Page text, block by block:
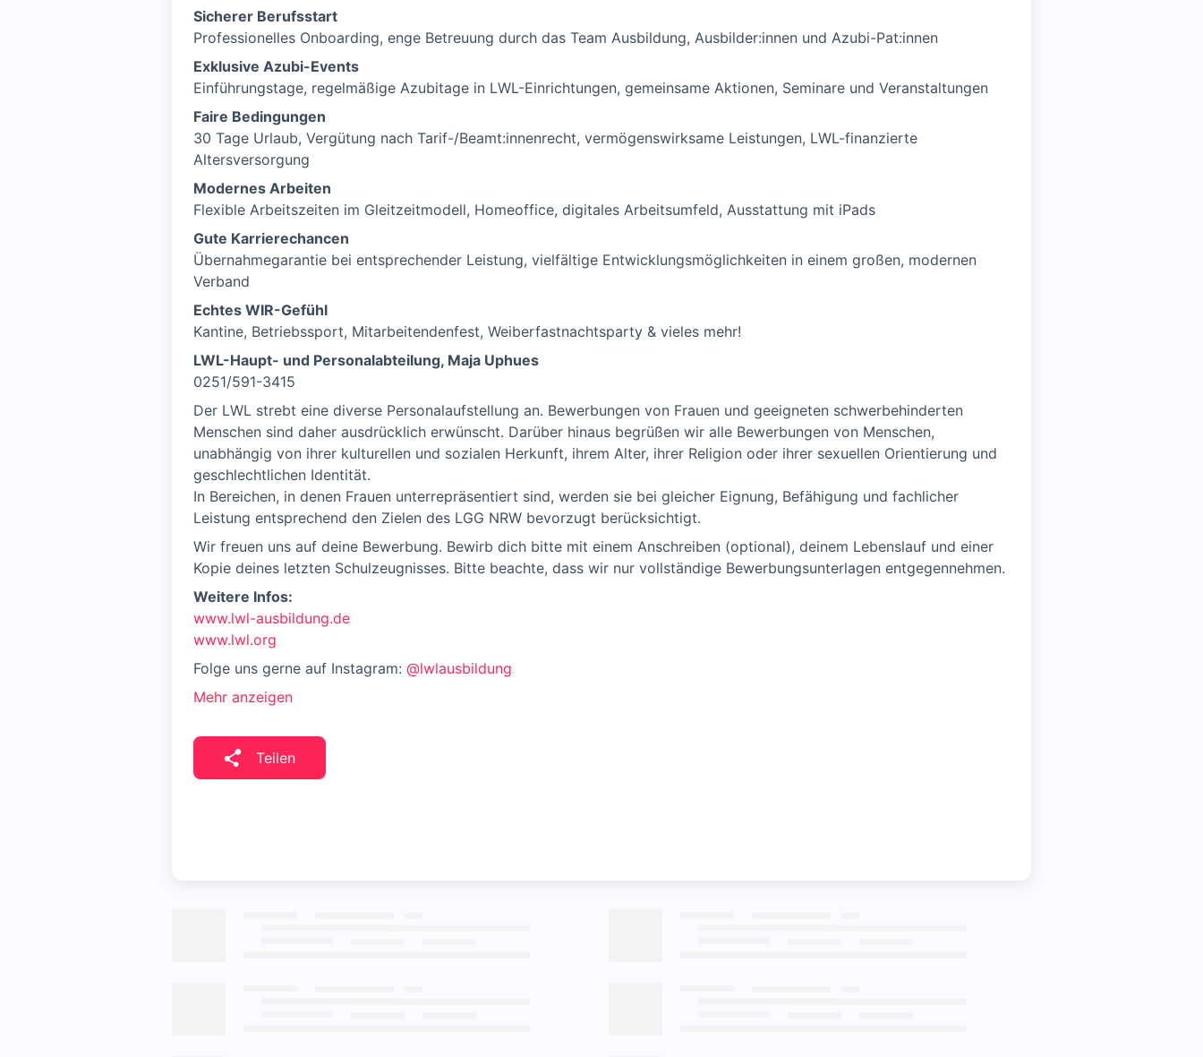
Sicherer Berufsstart
Professionelles Onboarding, enge Betreuung durch das Team Ausbildung, Ausbilder:innen und Azubi-Pat:innen
Exklusive Azubi-Events
Einführungstage, regelmäßige Azubitage in LWL-Einrichtungen, gemeinsame Aktionen, Seminare und Veranstaltungen
Faire Bedingungen
30 Tage Urlaub, Vergütung nach Tarif-/Beamt:innenrecht, vermögenswirksame Leistungen, LWL-finanzierte
Altersversorgung
Modernes Arbeiten
Flexible Arbeitszeiten im Gleitzeitmodell, Homeoffice, digitales Arbeitsumfeld, Ausstattung mit iPads
Gute Karrierechancen
Übernahmegarantie bei entsprechender Leistung, vielfältige Entwicklungsmöglichkeiten in einem großen, modernen
Verband
Echtes WIR-Gefühl
Kantine, Betriebssport, Mitarbeitendenfest, Weiberfastnachtsparty & vieles mehr!
LWL-Haupt- und Personalabteilung, Maja Uphues
0251/591-3415
Der LWL strebt eine diverse Personalaufstellung an. Bewerbungen von Frauen und geeigneten schwerbehinderten
Menschen sind daher ausdrücklich erwünscht. Darüber hinaus begrüßen wir alle Bewerbungen von Menschen,
unabhängig von ihrer kulturellen und sozialen Herkunft, ihrem Alter, ihrer Religion oder ihrer sexuellen Orientierung und
geschlechtlichen Identität.
In Bereichen, in denen Frauen unterrepräsentiert sind, werden sie bei gleicher Eignung, Befähigung und fachlicher
Leistung entsprechend den Zielen des LGG NRW bevorzugt berücksichtigt.
Wir freuen uns auf deine Bewerbung. Bewirb dich bitte mit einem Anschreiben (optional), deinem Lebenslauf und einer
Kopie deines letzten Schulzeugnisses. Bitte beachte, dass wir nur vollständige Bewerbungsunterlagen entgegennehmen.
Weitere Infos:
www.lwl-ausbildung.de
www.lwl.org
Folge uns gerne auf Instagram: @lwlausbildung
Mehr anzeigen
Teilen